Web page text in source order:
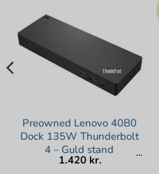
Preowned Lenovo 40B0
Dock 135W Thunderbolt
4 – Guld stand
1.420 kr.